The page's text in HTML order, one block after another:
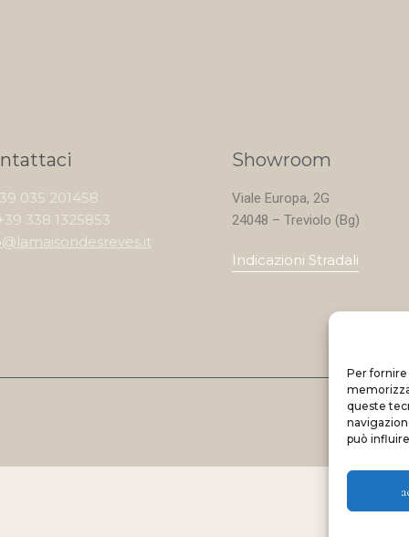
Per
queste
può
035 201458
338 1325853
Showroom
Viale Europa, 2G
24048 – Treviolo (Bg)
Indicazioni Stradali